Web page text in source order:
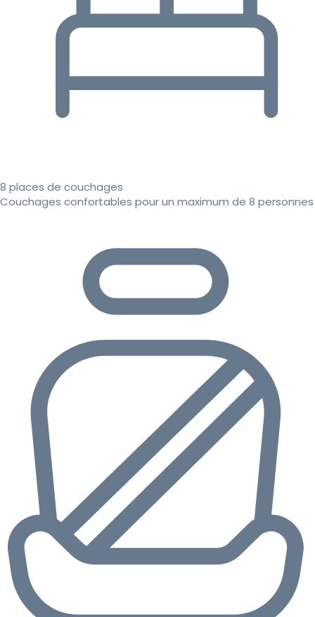
8 places de couchages
Couchages confortables pour un maximum de 8 personnes